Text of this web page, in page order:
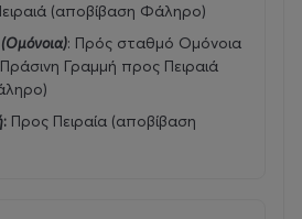
(αποβίβαση Φάληρο)
: Πρός σταθμό Ομόνοια
Γραμμή προς Πειραιά
: Προς Πειραία (αποβίβαση